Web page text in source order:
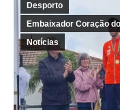
Desporto
Embaixador Coração
Notícias